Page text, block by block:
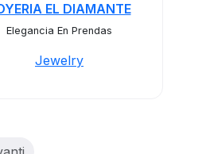
EL DIAMANTE
Elegancia En Prendas
Jewelry